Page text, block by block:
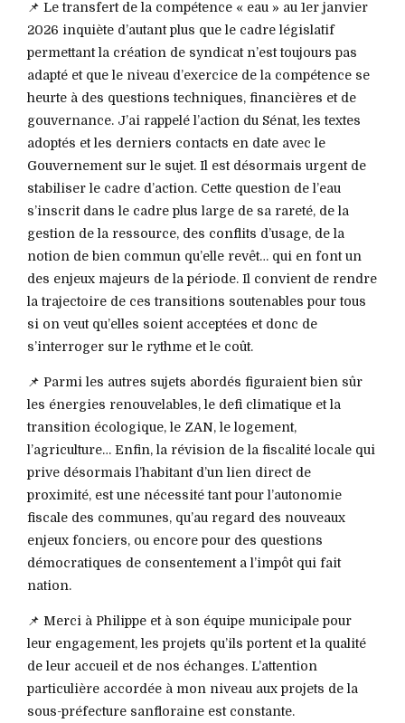
📌 Le transfert de la compétence « eau » au 1er janvier
2026 inquiète d’autant plus que le cadre législatif
permettant la création de syndicat n’est toujours pas
adapté et que le niveau d’exercice de la compétence se
heurte à des questions techniques, financières et de
gouvernance. J’ai rappelé l’action du Sénat, les textes
adoptés et les derniers contacts en date avec le
Gouvernement sur le sujet. Il est désormais urgent de
stabiliser le cadre d’action. Cette question de l’eau
s’inscrit dans le cadre plus large de sa rareté, de la
gestion de la ressource, des conflits d’usage, de la
notion de bien commun qu’elle revêt… qui en font un
des enjeux majeurs de la période. Il convient de rendre
la trajectoire de ces transitions soutenables pour tous
si on veut qu’elles soient acceptées et donc de
s’interroger sur le rythme et le coût.
📌 Parmi les autres sujets abordés figuraient bien sûr
les énergies renouvelables, le defi climatique et la
transition écologique, le ZAN, le logement,
l’agriculture… Enfin, la révision de la fiscalité locale qui
prive désormais l’habitant d’un lien direct de
proximité, est une nécessité tant pour l’autonomie
fiscale des communes, qu’au regard des nouveaux
enjeux fonciers, ou encore pour des questions
démocratiques de consentement a l’impôt qui fait
nation.
📌 Merci à Philippe et à son équipe municipale pour
leur engagement, les projets qu’ils portent et la qualité
de leur accueil et de nos échanges. L’attention
particulière accordée à mon niveau aux projets de la
sous-préfecture sanfloraine est constante.